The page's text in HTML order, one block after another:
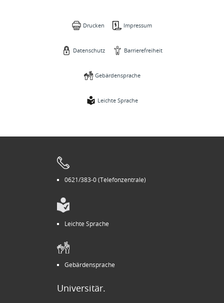
Drucken Impressum
Datenschutz Barrierefreiheit
Gebärdensprache
Leichte Sprache
0621/383-0 (Telefonzentrale)
Leichte Sprache
Gebärdensprache
Universitär.